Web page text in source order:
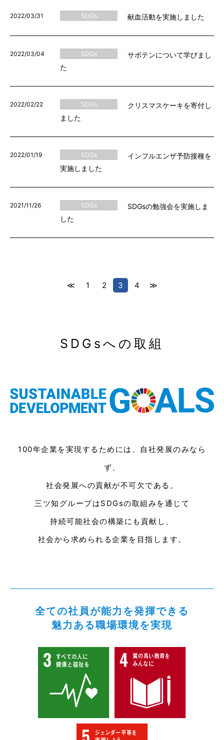
2022/03/31 SDGs 献血活動を実施しました
2022/03/04 SDGs
サボテンについて学びまし
た
2022/02/22 SDGs
クリスマスケーキを寄付し
ました
2022/01/19 SDGs
インフルエンザ予防接種を
実施しました
2021/11/26 SDGs
SDGsの勉強会を実施しま
した
≪ 1 2 3 4 ≫
SDGsへの取組
100年企業を実現するためには、自社発展のみなら
ず、
社会発展への貢献が不可欠である。
三ツ知グループはSDGsの取組みを通じて
持続可能社会の構築にも貢献し、
社会から求められる企業を目指します。
全ての社員が能力を発揮できる
魅力ある職場環境を実現